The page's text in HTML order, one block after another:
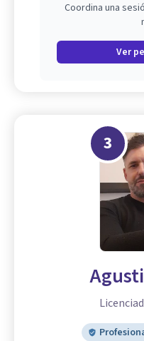
Coordina una
Ver
3